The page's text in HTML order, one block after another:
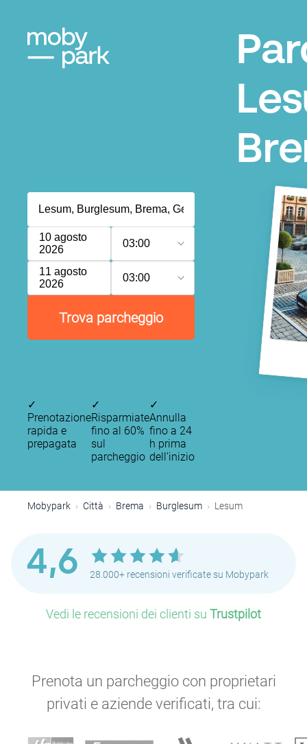
10 agosto
2026
03:00
11 agosto
2026
03:00
Trova parcheggio
✓
Prenotazione
rapida e
prepagata
✓
Risparmiate
fino al 60%
sul
parcheggio
✓
Annulla
fino a 24
h prima
dell’inizio
Mobypark Città Brema Burglesum Lesum
4,6 28.000+ recensioni verificate su Mobypark
Vedi le recensioni dei clienti su Trustpilot
Prenota un parcheggio con proprietari
privati e aziende verificati, tra cui: